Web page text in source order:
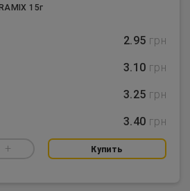
15г
2.95 грн
3.10 грн
3.25 грн
3.40 грн
+ Купить